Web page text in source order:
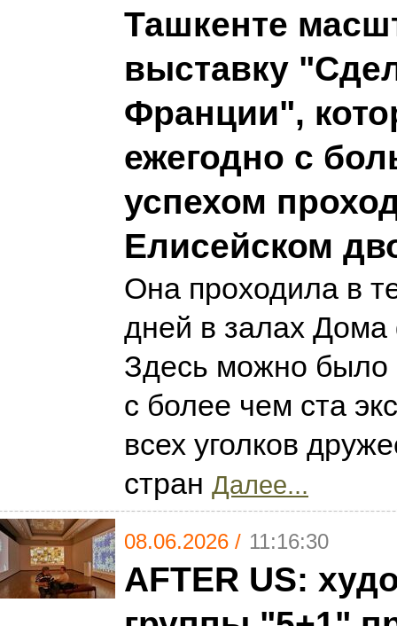
Ташкенте
выставку
Франции",
ежегодно с
успехом
Елисейском
Она проходила в
дней в залах
Здесь можно было
с более чем ста
всех уголков
стран Далее...
08.06.2026 / 11:16:30
AFTER US: